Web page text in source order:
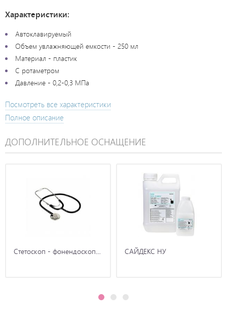
Характеристики:
Автоклавируемый
Объем увлажняющей емкости - 250 мл
Материал - пластик
С ротаметром
Давление - 0,2-0,3 МПа
Посмотреть все характеристики
Полное описание
ДОПОЛНИТЕЛЬНОЕ ОСНАЩЕНИЕ
Стетоскоп - фонендоскоп… САЙДЕКС НУ